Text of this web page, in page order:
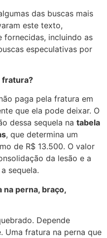
das buscas mais
este texto,
fornecidas, incluindo as
especulativas por
fratura?
paga pela fratura em
que ela pode deixar. O
dessa sequela na tabela
, que determina um
de R$ 13.500. O valor
da lesão e a
sequela.
na perna, braço,
Depende
Uma fratura na perna que